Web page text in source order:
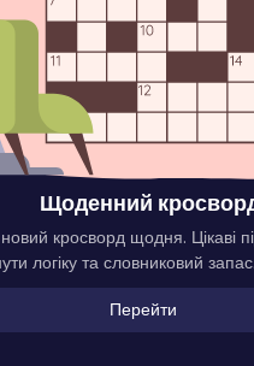
Щоденний
кросворд щодня. Цікаві
логіку та словниковий запас.
Перейти